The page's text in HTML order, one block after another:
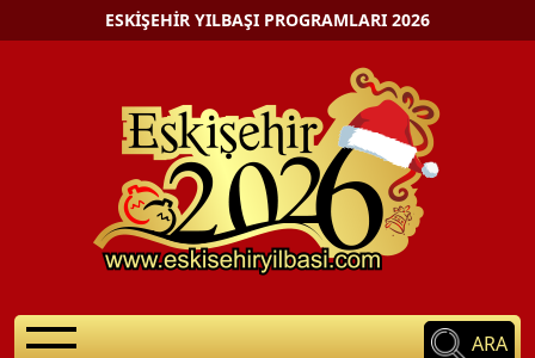
ESKIŞEHIR YILBAŞI PROGRAMLARI 2026
ARA